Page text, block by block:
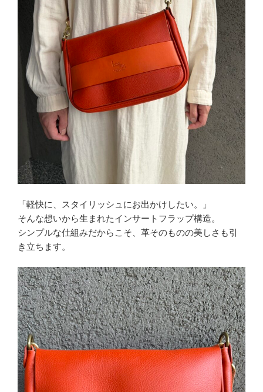
「軽快に、スタイリッシュにお出かけしたい。」
そんな想いから生まれたインサートフラップ構造。
シンプルな仕組みだからこそ、革そのものの美しさも引
き立ちます。